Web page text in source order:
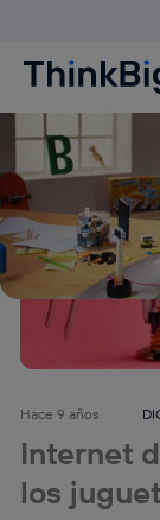
Hace 9 años
Internet
los